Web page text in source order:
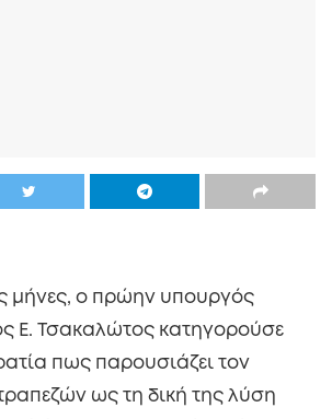
μήνες, ο πρώην υπουργός
Ε. Τσακαλώτος κατηγορούσε
πως παρουσιάζει τον
ως τη δική της λύση